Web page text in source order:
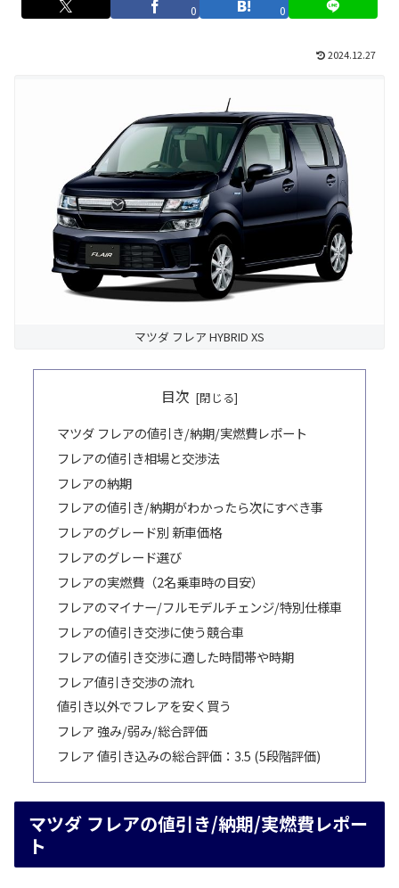
0
0
2024.12.27
マツダ フレア HYBRID XS
目次
マツダ フレアの値引き/納期/実燃費レポート
フレアの値引き相場と交渉法
フレアの納期
フレアの値引き/納期がわかったら次にすべき事
フレアのグレード別 新車価格
フレアのグレード選び
フレアの実燃費（2名乗車時の目安）
フレアのマイナー/フルモデルチェンジ/特別仕様車
フレアの値引き交渉に使う競合車
フレアの値引き交渉に適した時間帯や時期
フレア値引き交渉の流れ
値引き以外でフレアを安く買う
フレア 強み/弱み/総合評価
フレア 値引き込みの総合評価：3.5 (5段階評価)
マツダ フレアの値引き/納期/実燃費レポー
ト